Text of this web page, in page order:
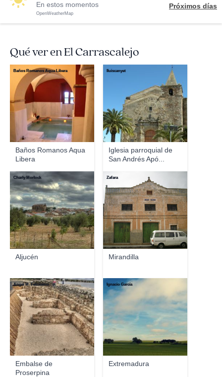
En estos momentos
OpenWeatherMap
Próximos días
Qué ver en El Carrascalejo
Baños Romanos Aqua
Libera
Baños Romanos Aqua Libera
Iglesia parroquial de
San Andrés Apó...
lluiscanyet
Aljucén
Charly Morlock
Mirandilla
Zafara
Embalse de
Proserpina
Ángel M. Felicísimo
Extremadura
Ignacio García